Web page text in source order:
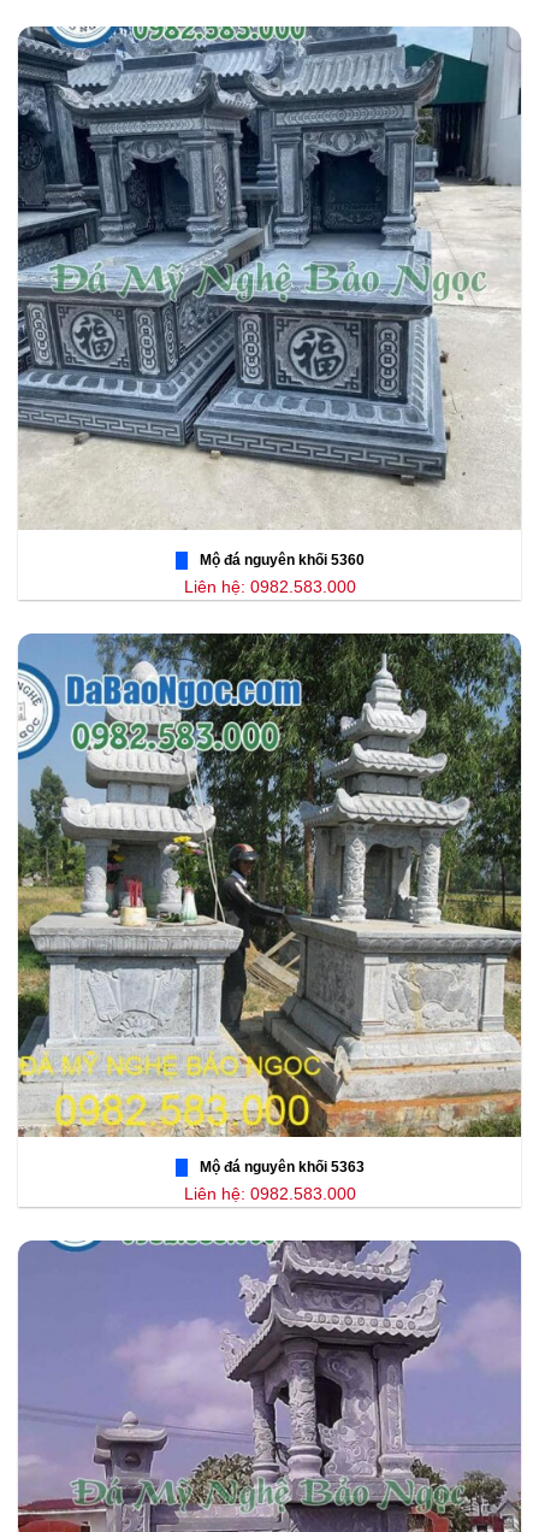
Mộ đá nguyên khối 5360
Liên hệ: 0982.583.000
Mộ đá nguyên khối 5363
Liên hệ: 0982.583.000